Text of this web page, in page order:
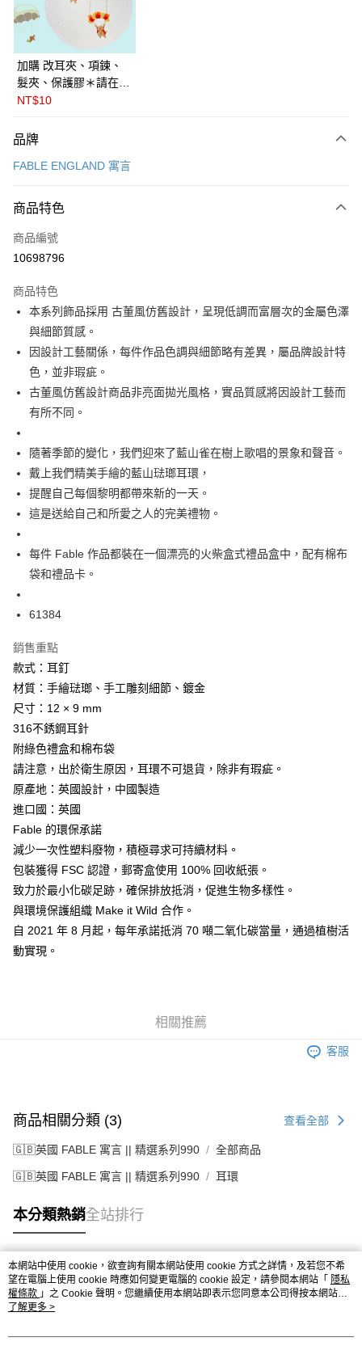
華南商業銀行
上海商業儲蓄銀行
國泰世華商業銀行
臺灣中小企業銀行
匯豐（台灣）商業銀行
聯邦商業銀行
元大商業銀行
台新國際商業銀行
台灣樂天信用卡公司
合作金庫商業銀行
華南商業銀行
上海商業儲蓄銀行
國泰世華商業銀行
臺灣中小企業銀行
匯豐（台灣）商業銀行
元大商業銀行
玉山商業銀行
台新國際商業銀行
LINE Pay
悠遊付
Google Pay
全盈+PAY
ATM付款
運送方式
付款後全家取貨
每筆NT$60
付款後萊爾富取貨
每筆NT$60
付款後7-11取貨
每筆NT$60
宅配
每筆NT$60，滿NT$1,000(含以上)免運費
加購 改耳夾、項鍊、
髮夾、保護膠＊請在訂
單備註商品及欲修改的
PalnartPoc + 🇬🇧英國
FABLE 寓言
NT$10
品牌
FABLE ENGLAND 寓言
商品特色
商品編號
10698796
商品特色
本系列飾品採用 古董風仿舊設計，呈現低調而富層次的金屬色澤
與細節質感。
因設計工藝關係，每件作品色調與細節略有差異，屬品牌設計特
色，並非瑕疵。
古董風仿舊設計商品非亮面拋光風格，實品質感將因設計工藝而
有所不同。
隨著季節的變化，我們迎來了藍山雀在樹上歌唱的景象和聲音。
戴上我們精美手繪的藍山琺瑯耳環，
提醒自己每個黎明都帶來新的一天。
這是送給自己和所愛之人的完美禮物。
每件 Fable 作品都裝在一個漂亮的火柴盒式禮品盒中，配有棉布
袋和禮品卡。
61384
銷售重點
款式：耳釘
材質：手繪琺瑯、手工雕刻細節、鍍金
尺寸：12 × 9 mm
316不銹鋼耳針
附綠色禮盒和棉布袋
請注意，出於衛生原因，耳環不可退貨，除非有瑕疵。
原產地：英國設計，中國製造
進口國：英國
Fable 的環保承諾
減少一次性塑料廢物，積極尋求可持續材料。
包裝獲得 FSC 認證，郵寄盒使用 100% 回收紙張。
致力於最小化碳足跡，確保排放抵消，促進生物多樣性。
與環境保護組織 Make it Wild 合作。
自 2021 年 8 月起，每年承諾抵消 70 噸二氧化碳當量，通過植樹活
動實現。
相關推薦
客服
商品相關分類 (3) 查看全部
🇬🇧英國 FABLE 寓言 || 精選系列990 全部商品
🇬🇧英國 FABLE 寓言 || 精選系列990 耳環
本分類熱銷全站排行
熱門標籤
本網站中使用 cookie，欲查詢有關本網站使用 cookie 方式之詳情，及若您不希
望在電腦上使用 cookie 時應如何變更電腦的 cookie 設定，請參閱本網站「 隱私
權條款 」之 Cookie 聲明。您繼續使用本網站即表示您同意本公司得按本網站使
用條款之 Cookie 聲明使用 cookie。
了解更多 >